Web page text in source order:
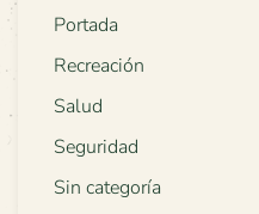
Portada
Recreación
Salud
Seguridad
Sin categoría